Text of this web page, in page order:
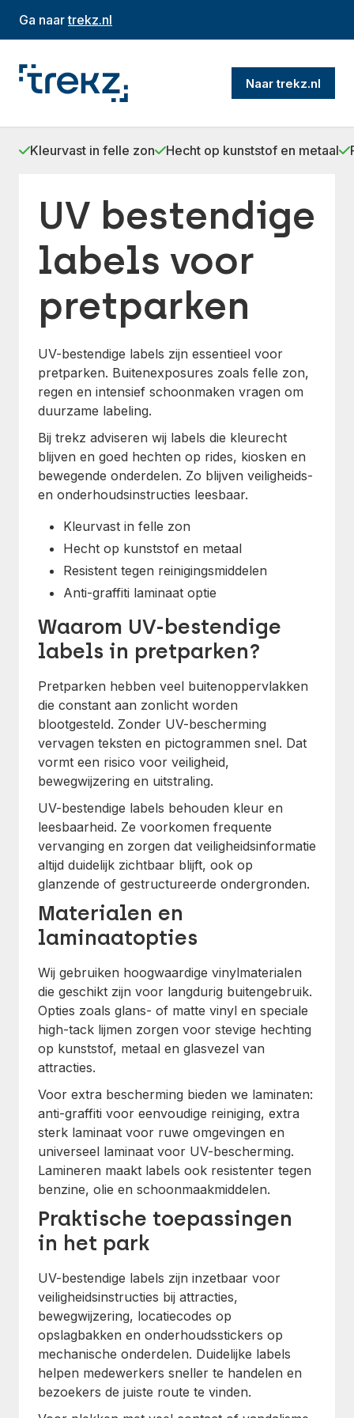
Ga naartrekz.nl
Naar trekz.nl
Kleurvast in felle zon Hecht op kunststof en metaal
UV bestendige
labels voor
pretparken
UV-bestendige labels zijn essentieel voor
pretparken. Buitenexposures zoals felle zon,
regen en intensief schoonmaken vragen om
duurzame labeling.
Bij trekz adviseren wij labels die kleurecht
blijven en goed hechten op rides, kiosken en
bewegende onderdelen. Zo blijven veiligheids-
en onderhoudsinstructies leesbaar.
Kleurvast in felle zon
Hecht op kunststof en metaal
Resistent tegen reinigingsmiddelen
Anti-graffiti laminaat optie
Waarom UV-bestendige
labels in pretparken?
Pretparken hebben veel buitenoppervlakken
die constant aan zonlicht worden
blootgesteld. Zonder UV-bescherming
vervagen teksten en pictogrammen snel. Dat
vormt een risico voor veiligheid,
bewegwijzering en uitstraling.
UV-bestendige labels behouden kleur en
leesbaarheid. Ze voorkomen frequente
vervanging en zorgen dat veiligheidsinformatie
altijd duidelijk zichtbaar blijft, ook op
glanzende of gestructureerde ondergronden.
Materialen en
laminaatopties
Wij gebruiken hoogwaardige vinylmaterialen
die geschikt zijn voor langdurig buitengebruik.
Opties zoals glans- of matte vinyl en speciale
high-tack lijmen zorgen voor stevige hechting
op kunststof, metaal en glasvezel van
attracties.
Voor extra bescherming bieden we laminaten:
anti-graffiti voor eenvoudige reiniging, extra
sterk laminaat voor ruwe omgevingen en
universeel laminaat voor UV-bescherming.
Lamineren maakt labels ook resistenter tegen
benzine, olie en schoonmaakmiddelen.
Praktische toepassingen
in het park
UV-bestendige labels zijn inzetbaar voor
veiligheidsinstructies bij attracties,
bewegwijzering, locatiecodes op
opslagbakken en onderhoudsstickers op
mechanische onderdelen. Duidelijke labels
helpen medewerkers sneller te handelen en
bezoekers de juiste route te vinden.